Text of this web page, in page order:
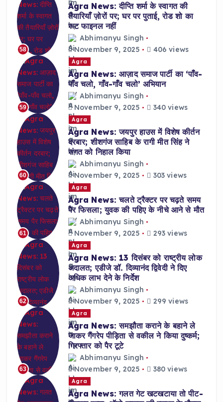
58
Agra News: दीप्ति शर्मा के स्वागत की
तैयारियाँ ज़ोरों पर; घर पर पुताई, रोड शो का
रूट फाइनल नहीं
Abhimanyu Singh
November 9, 2025
406 views
59
Agra
Agra News: आज़ाद समाज पार्टी का ‘पाँव-
पाँव चलो, गाँव-गाँव चलो’ अभियान
Abhimanyu Singh
November 9, 2025
340 views
60
Agra
Agra News: जयपुर हाउस में विशेष कीर्तन
दरबार; शीशगंज साहिब के रागी मीत सिंह ने
संगत को निहाल किया
Abhimanyu Singh
November 9, 2025
303 views
61
Agra
Agra News: चलते ट्रैक्टर पर चढ़ते समय
पैर फिसला; युवक की पहिए के नीचे आने से मौत
Abhimanyu Singh
November 9, 2025
293 views
62
Agra
Agra News: 13 दिसंबर को राष्ट्रीय लोक
अदालत; एडीजे डॉ. दिव्यानंद द्विवेदी ने दिए
अधिक लाभ देने के निर्देश
Abhimanyu Singh
November 9, 2025
299 views
63
Agra
Agra News: समझौता कराने के बहाने ले
जाकर गैंगरेप पीड़िता से वकील ने किया दुष्कर्म;
गिरफ्तार को पैर टूटे
Abhimanyu Singh
November 9, 2025
380 views
Agra
Agra News: गलत गेट खटखटाया तो पीट-